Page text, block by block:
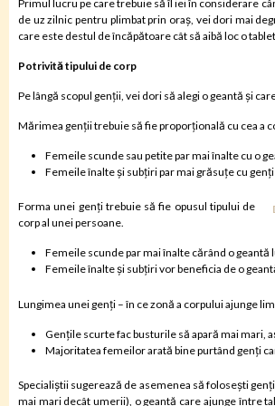
Primul lucru pe care trebuie să îl iei în considerare
de uz zilnic pentru plimbat prin oraș, vei dori mai
care este destul de încăpătoare cât să aibă loc o
Potrivită tipului de corp
Pe lângă scopul genții, vei dori să alegi o geantă și
Mărimea genții trebuie să fie proporțională cu cea a
Femeile scunde sau petite par mai înalte cu o
Femeile înalte și subțiri par mai grăsuțe cu
Forma unei genți trebuie să fie opusul tipului de
corp al unei persoane.
Femeile scunde par mai înalte cărând o geantă
Femeile înalte și subțiri vor beneficia de o
Lungimea unei genți – în ce zonă a corpului ajunge
Gențile scurte fac busturile să apară mai mari,
Majoritatea femeilor arată bine purtând genți
Specialiștii sugerează de asemenea să folosești
mai mari decât umerii), o geantă care ajunge între